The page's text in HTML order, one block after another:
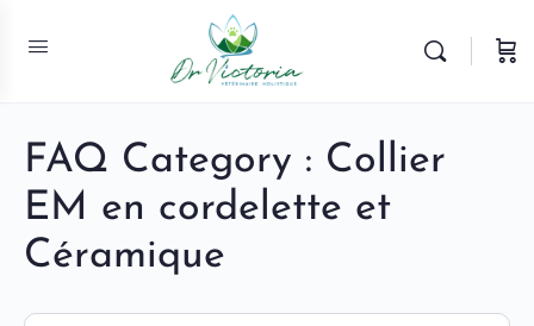
FAQ Category : Collier
EM en cordelette et
Céramique